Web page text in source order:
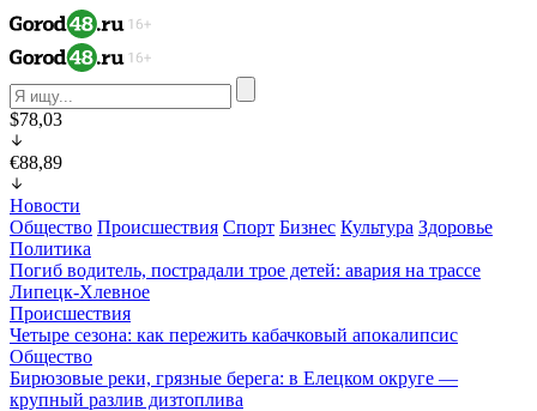
$78,03
€88,89
Новости
Общество Происшествия Спорт Бизнес Культура Здоровье
Политика
Погиб водитель, пострадали трое детей: авария на трассе
Липецк-Хлевное
Происшествия
Четыре сезона: как пережить кабачковый апокалипсис
Общество
Бирюзовые реки, грязные берега: в Елецком округе —
крупный разлив дизтоплива